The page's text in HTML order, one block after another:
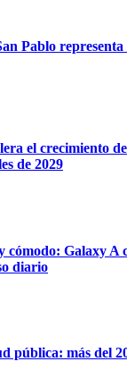
Pablo representa
el crecimiento
de 2029
cómodo: Galaxy
diario
pública: más del